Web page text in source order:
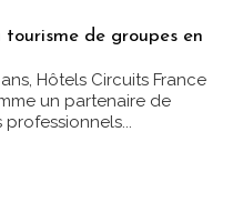
de groupes en
Hôtels Circuits France
un partenaire de